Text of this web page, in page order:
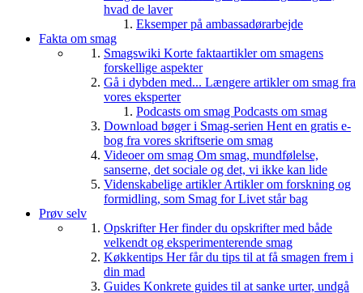
hvad de laver
Eksemper på ambassadørarbejde
Fakta om smag
Smagswiki Korte faktaartikler om smagens
forskellige aspekter
Gå i dybden med... Længere artikler om smag fra
vores eksperter
Podcasts om smag Podcasts om smag
Download bøger i Smag-serien Hent en gratis e-
bog fra vores skriftserie om smag
Videoer om smag Om smag, mundfølelse,
sanserne, det sociale og det, vi ikke kan lide
Videnskabelige artiklerArtikler om forskning og
formidling, som Smag for Livet står bag
Prøv selv
OpskrifterHer finder du opskrifter med både
velkendt og eksperimenterende smag
Køkkentips Her får du tips til at få smagen frem i
din mad
Guides Konkrete guides til at sanke urter, undgå